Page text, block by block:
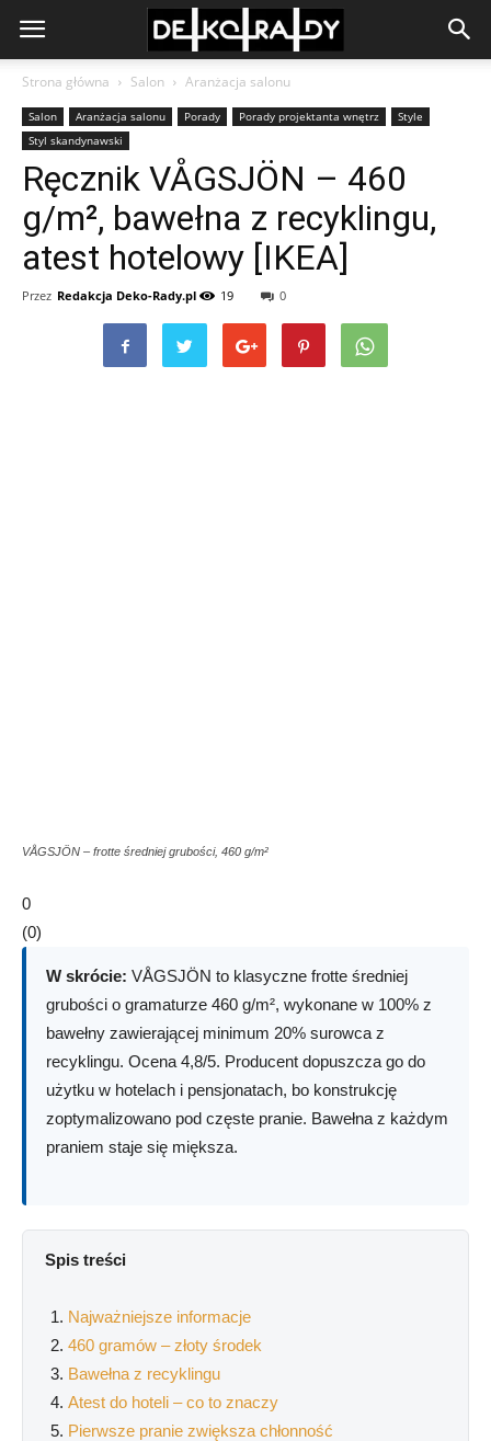
Strona główna Salon Aranżacja salonu
Salon Aranżacja salonu Porady Porady projektanta wnętrz
Style
Styl skandynawski
Ręcznik VÅGSJÖN – 460
g/m², bawełna z recyklingu,
atest hotelowy [IKEA]
Przez Redakcja Deko-Rady.pl 19 0
VÅGSJÖN – frotte średniej grubości, 460 g/m²
0
(0)
W skrócie: VÅGSJÖN to klasyczne frotte średniej
grubości o gramaturze 460 g/m², wykonane w 100% z
bawełny zawierającej minimum 20% surowca z
recyklingu. Ocena 4,8/5. Producent dopuszcza go do
użytku w hotelach i pensjonatach, bo konstrukcję
zoptymalizowano pod częste pranie. Bawełna z każdym
praniem staje się miększa.
Spis treści
Najważniejsze informacje
460 gramów – złoty środek
Bawełna z recyklingu
Atest do hoteli – co to znaczy
Pierwsze pranie zwiększa chłonność